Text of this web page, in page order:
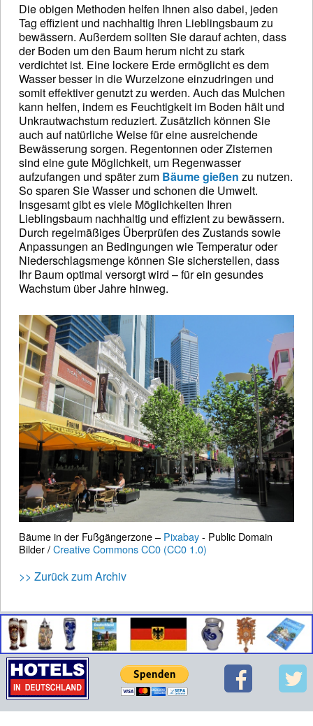
Die obigen Methoden helfen Ihnen also dabei, jeden
Tag effizient und nachhaltig Ihren Lieblingsbaum zu
bewässern. Außerdem sollten Sie darauf achten, dass
der Boden um den Baum herum nicht zu stark
verdichtet ist. Eine lockere Erde ermöglicht es dem
Wasser besser in die Wurzelzone einzudringen und
somit effektiver genutzt zu werden. Auch das Mulchen
kann helfen, indem es Feuchtigkeit im Boden hält und
Unkrautwachstum reduziert. Zusätzlich können Sie
auch auf natürliche Weise für eine ausreichende
Bewässerung sorgen. Regentonnen oder Zisternen
sind eine gute Möglichkeit, um Regenwasser
aufzufangen und später zum Bäume gießen zu nutzen.
So sparen Sie Wasser und schonen die Umwelt.
Insgesamt gibt es viele Möglichkeiten Ihren
Lieblingsbaum nachhaltig und effizient zu bewässern.
Durch regelmäßiges Überprüfen des Zustands sowie
Anpassungen an Bedingungen wie Temperatur oder
Niederschlagsmenge können Sie sicherstellen, dass
Ihr Baum optimal versorgt wird – für ein gesundes
Wachstum über Jahre hinweg.
Bäume in der Fußgängerzone – Pixabay- Public Domain
Bilder /Creative Commons CC0 (CC0 1.0)
>> Zurück zum Archiv